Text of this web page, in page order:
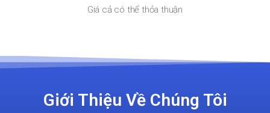
Giá cả có thể thỏa thuận
Giới Thiệu Về Chúng Tôi